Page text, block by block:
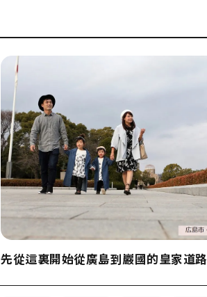
先從這裏開始從廣島到巖國的皇家道路